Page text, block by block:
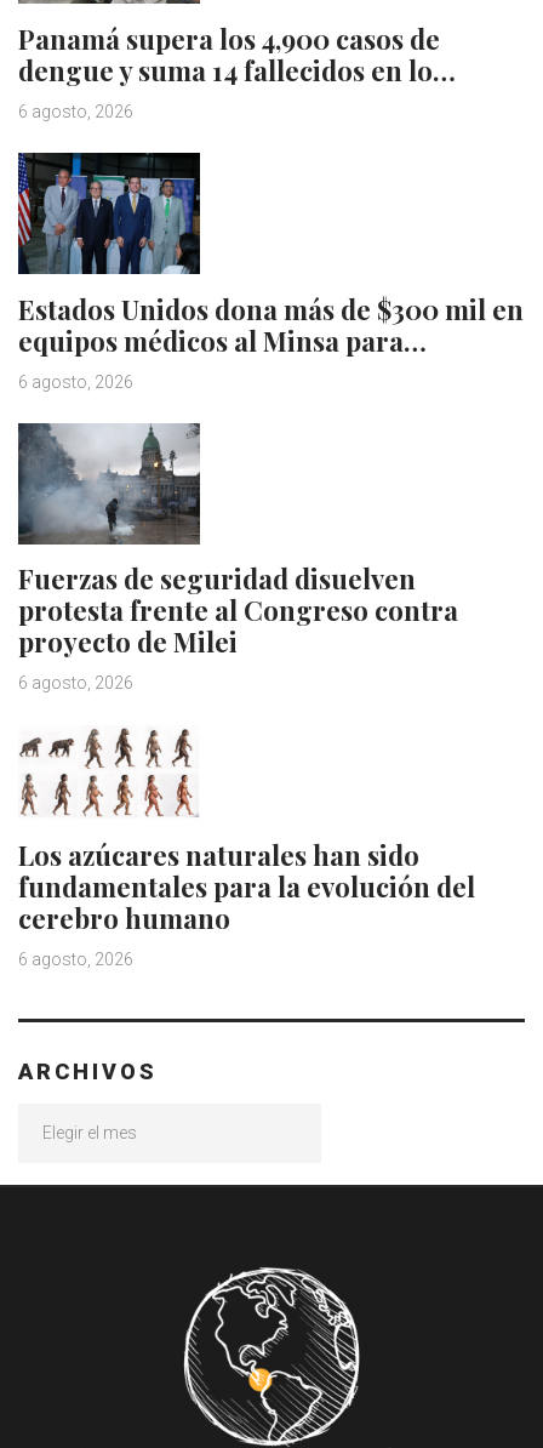
Panamá supera los 4,900 casos de
dengue y suma 14 fallecidos en lo…
6 agosto, 2026
Estados Unidos dona más de $300 mil en
equipos médicos al Minsa para…
6 agosto, 2026
Fuerzas de seguridad disuelven
protesta frente al Congreso contra
proyecto de Milei
6 agosto, 2026
Los azúcares naturales han sido
fundamentales para la evolución del
cerebro humano
6 agosto, 2026
ARCHIVOS